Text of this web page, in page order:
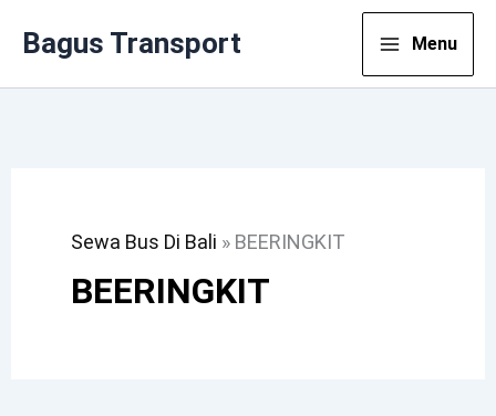
Bagus Transport Menu
Sewa Bus Di Bali » BEERINGKIT
BEERINGKIT